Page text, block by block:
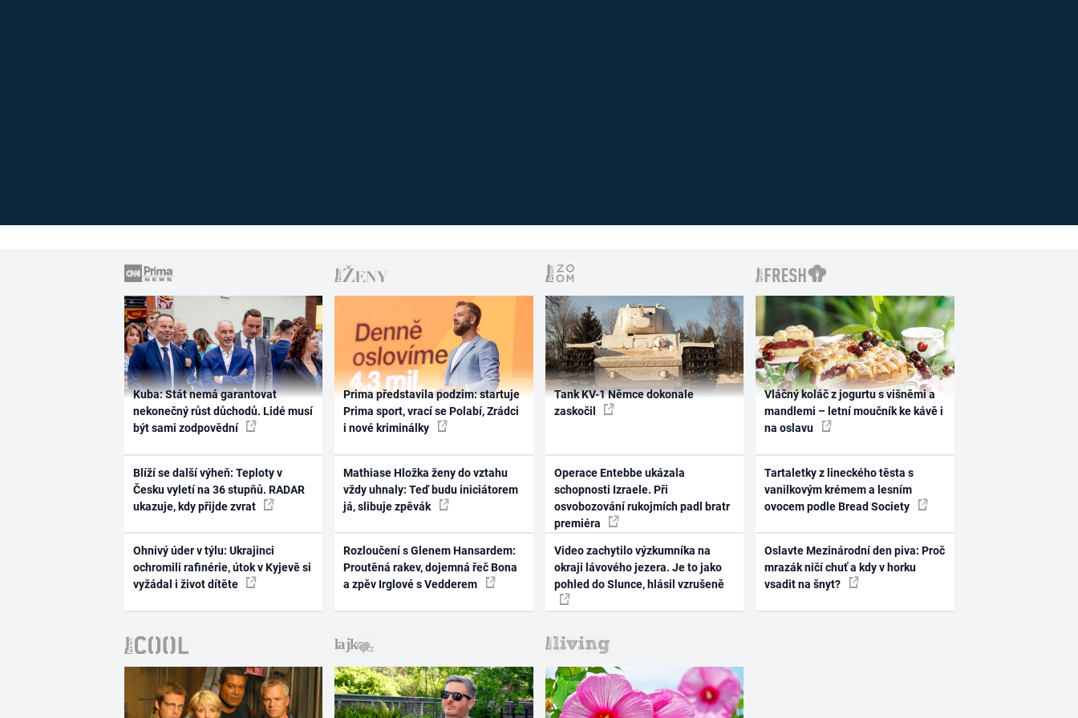
Kuba: Stát nemá garantovat
nekonečný růst důchodů. Lidé musí
být sami zodpovědní
Blíží se další výheň: Teploty v
Česku vyletí na 36 stupňů. RADAR
ukazuje, kdy přijde zvrat
Ohnivý úder v týlu: Ukrajinci
ochromili rafinérie, útok v Kyjevě si
vyžádal i život dítěte
Prima představila podzim: startuje
Prima sport, vrací se Polabí, Zrádci
i nové kriminálky
Mathiase Hložka ženy do vztahu
vždy uhnaly: Teď budu iniciátorem
já, slibuje zpěvák
Rozloučení s Glenem Hansardem:
Proutěná rakev, dojemná řeč Bona
a zpěv Irglové s Vedderem
Tank KV-1 Němce dokonale
zaskočil
Operace Entebbe ukázala
schopnosti Izraele. Při
osvobozování rukojmích padl bratr
premiéra
Video zachytilo výzkumníka na
okraji lávového jezera. Je to jako
pohled do Slunce, hlásil vzrušeně
Vláčný koláč z jogurtu s višněmi a
mandlemi – letní moučník ke kávě i
na oslavu
Tartaletky z lineckého těsta s
vanilkovým krémem a lesním
ovocem podle Bread Society
Oslavte Mezinárodní den piva: Proč
mrazák ničí chuť a kdy v horku
vsadit na šnyt?